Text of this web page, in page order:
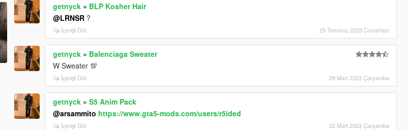
getnyck » BLP Kosher Hair
@LRNSR ?
İçeriği Gör 29 Temmuz 2023 Cumartesi
getnyck » Balenciaga Sweater
W Sweater 💯
İçeriği Gör 29 Mart 2023 Çarşamba
getnyck »S5 Anim Pack
@arsammito https://www.gta5-mods.com/users/r5ided
İçeriği Gör 22 Mart 2023 Çarşamba